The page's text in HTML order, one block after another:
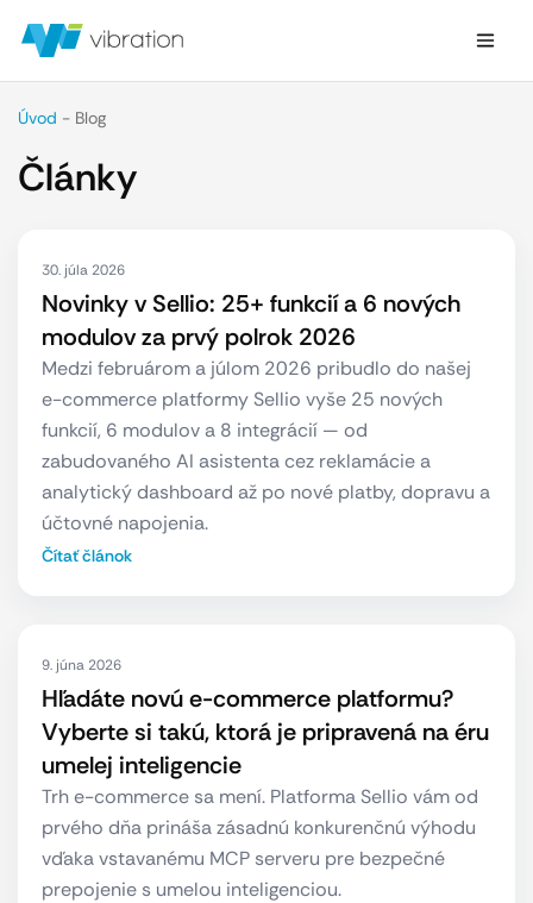
Úvod - Blog
Články
30. júla 2026
Novinky v Sellio: 25+ funkcií a 6 nových
modulov za prvý polrok 2026
Medzi februárom a júlom 2026 pribudlo do našej
e-commerce platformy Sellio vyše 25 nových
funkcií, 6 modulov a 8 integrácií — od
zabudovaného AI asistenta cez reklamácie a
analytický dashboard až po nové platby, dopravu a
účtovné napojenia.
Čítať článok
9. júna 2026
Hľadáte novú e-commerce platformu?
Vyberte si takú, ktorá je pripravená na éru
umelej inteligencie
Trh e-commerce sa mení. Platforma Sellio vám od
prvého dňa prináša zásadnú konkurenčnú výhodu
vďaka vstavanému MCP serveru pre bezpečné
prepojenie s umelou inteligenciou.